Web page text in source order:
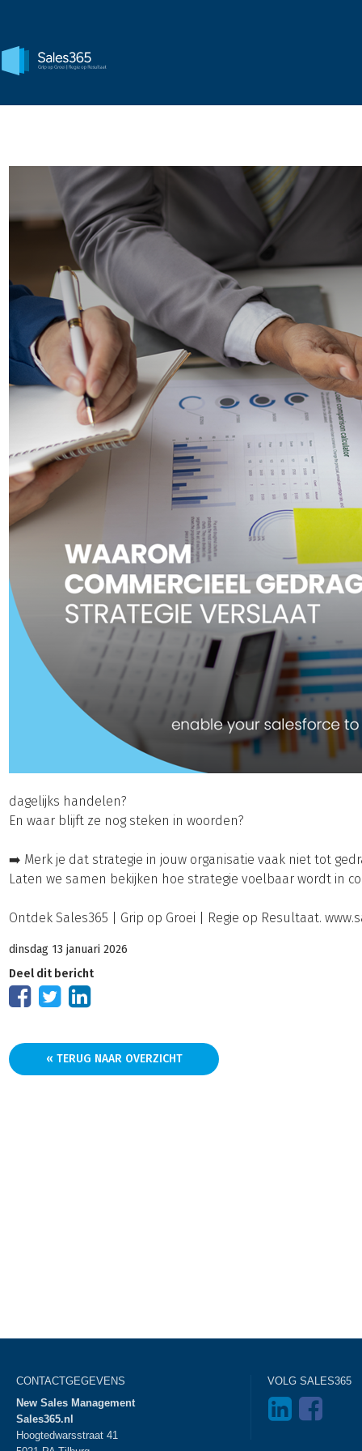
dagelijks handelen?
En waar blijft ze nog steken in woorden?
➡️ Merk je dat strategie in jouw organisatie vaak niet tot
Laten we samen bekijken hoe strategie voelbaar wordt in
Ontdek Sales365 | Grip op Groei | Regie op Resultaat.
dinsdag 13 januari 2026
Deel dit bericht
« TERUG NAAR OVERZICHT
CONTACTGEGEVENS
New Sales Management
Sales365.nl
Hoogtedwarsstraat 41
VOLG SALES365